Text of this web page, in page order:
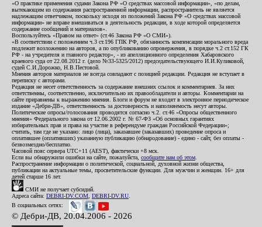
«О практике применения судами Закона РФ «О средствах массовой информации», «по делам,
вытекающим из содержания распространенной информации, распространитель не является
надлежащим ответчиком, поскольку исходя из положений Закона РФ «О средствах массовой
информации» не вправе вмешиваться в деятельность редакции, в ходе которой определяется
содержание сообщений и материалов».
Воспользуйтесь «Правом на ответ» (ст.46 Закона РФ «О СМИ»).
«В соответствии с положением ч.3 ст.196 ГПК РФ, обязанность компенсации морального вреда
подлежит возложению на авторов, а по опубликованию опровержения, в порядке ч.2 ст.152 ГК
РФ - на учредителя и главного редактор», - из апелляционного определения Хабаровского
краевого суда от 22.08.2012 г. (дело №33-5325/2012) председательствующего И.И.Куликовой,
судей С.И.Дорожко, Н.В.Пестовой.
Мнения авторов материалов не всегда совпадают с позицией редакции. Редакция не вступает в
переписку с авторами.
Редакция не несет ответственность за содержание внешних ссылок и комментариев. За них
ответственны, соответственно, исключительно их правообладатели и авторы. Комментарии на
сайте приравнены к выражению мнения. Блоги и форум не входят в электронное периодическое
издание «Дебри-ДВ», ответственность за достоверность и наполняемость несут авторы.
Политические опросы/голосования проводятся согласно ч.2. ст.46 «Опросы общественного
мнения» Федерального закона от 12.06.2002 г. № 67-ФЗ «Об основных гарантиях
избирательных прав и права на участие в референдуме граждан Российской Федерации»;
считать, там где не указано: лицо (лица), заказавшее (заказавших) проведение опроса и
оплатившее (оплативших) указанную публикацию (обнародование) - едино - сайт, без оплаты -
безвозмездно/бесплатно.
Часовой пояс сервера UTC+11 (AEST), фактически +8 мск.
Если вы обнаружили ошибки на сайте, пожалуйста, сообщите нам об этом
Распространение информации о политической, социальной, духовной жизни общества,
публикации на актуальные темы, просветительские функции. Для мужчин и женщин. 16+ для
детей старше 16 лет.
СМИ не получает субсидий.
Адреса сайта: DEBRI-DV.COM DEBRI-DV.RU
В социальных сетях:
© Дебри-ДВ, 20.04.2006 - 2026